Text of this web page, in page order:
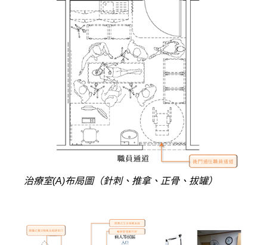
治療室(A)布局圖（針刺、推拿、正骨、拔罐）